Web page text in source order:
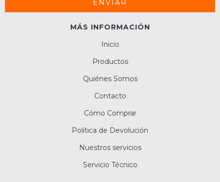
MÁS INFORMACIÓN
Inicio
Productos
Quiénes Somos
Contacto
Cómo Comprar
Política de Devolución
Nuestros servicios
Servicio Técnico